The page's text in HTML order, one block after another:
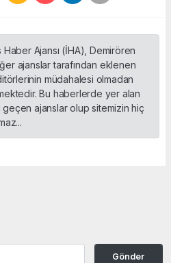
Haber Ajansı (İHA), Demirören
ajanslar tarafından eklenen
müdahalesi olmadan
Bu haberlerde yer alan
ajanslar olup sitemizin hiç
Gönder